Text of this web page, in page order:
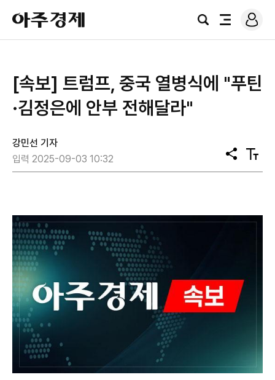
아
주
경
검
전
로
그
[속보] 트럼프, 중국 열병식에 "푸틴
·김정은에 안부 전해달라"
강민선 기자
입력 2025-09-03 10:32
공
유
텍
스